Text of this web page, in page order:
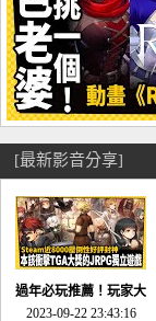
[最新影音分享]
過年必玩推薦！玩家大
推的JRPG神作《神之
2023-09-22 23:43:16